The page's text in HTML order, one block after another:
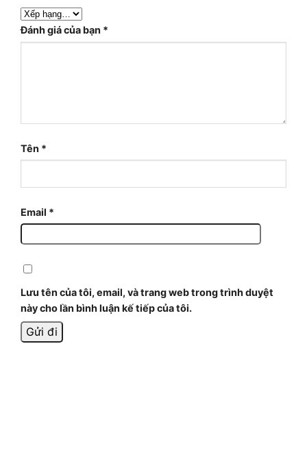
Đánh giá của bạn *
Tên *
Email *
Lưu tên của tôi, email, và trang web trong trình duyệt
này cho lần bình luận kế tiếp của tôi.